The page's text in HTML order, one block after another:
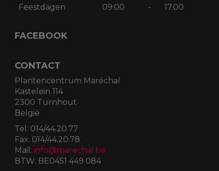
Feestdagen 09:00 - 17.00
FACEBOOK
CONTACT
Plantencentrum Maréchal
Kastelein 114
2300 Turnhout
België
Tel: 014/44.20.77
Fax: 014/44.20.78
Mail: info@marechal.be
BTW: BE0451 449 084